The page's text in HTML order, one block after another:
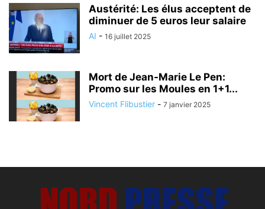
Austérité: Les élus acceptent de
diminuer de 5 euros leur salaire
AI - 16 juillet 2025
Mort de Jean-Marie Le Pen:
Promo sur les Moules en 1+1...
Vincent Flibustier - 7 janvier 2025